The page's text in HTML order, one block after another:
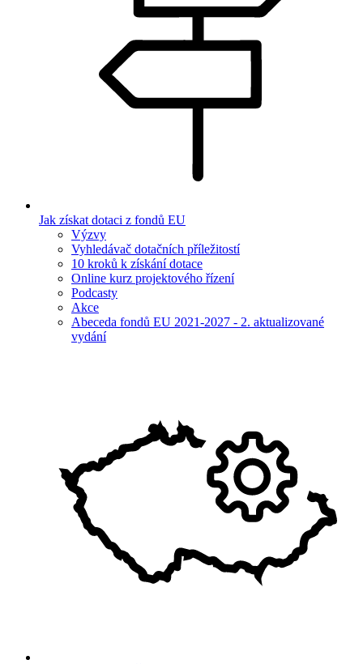
Jak získat dotaci z fondů EU
Výzvy
Vyhledávač dotačních příležitostí
10 kroků k získání dotace
Online kurz projektového řízení
Podcasty
Akce
Abeceda fondů EU 2021-2027 - 2. aktualizované
vydání